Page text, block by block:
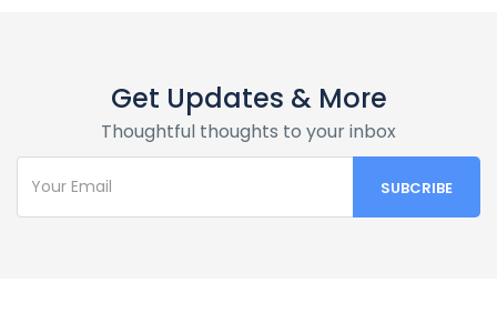
Get Updates & More
Thoughtful thoughts to your inbox